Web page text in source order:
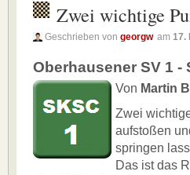
Zwei wichtige
Geschrieben von georgw am 17.
Oberhausener SV 1 -
Von Martin
Zwei
aufstoßen
springen
Das ist das